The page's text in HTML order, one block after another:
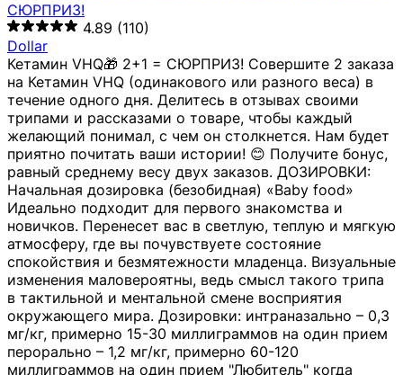
СЮРПРИЗ!
4.89 (110)
Dollar
Кетамин VHQ🎁 2+1 = СЮРПРИЗ! Совершите 2 заказа
на Кетамин VHQ (одинакового или разного веса) в
течение одного дня. Делитесь в отзывах своими
трипами и рассказами о товаре, чтобы каждый
желающий понимал, с чем он столкнется. Нам будет
приятно почитать ваши истории! 😊 Получите бонус,
равный среднему весу двух заказов. ДОЗИРОВКИ:
Начальная дозировка (безобидная) «Baby food»
Идеально подходит для первого знакомства и
новичков. Перенесет вас в светлую, теплую и мягкую
атмосферу, где вы почувствуете состояние
спокойствия и безмятежности младенца. Визуальные
изменения маловероятны, ведь смысл такого трипа
в тактильной и ментальной смене восприятия
окружающего мира. Дозировки: интраназально – 0,3
мг/кг, примерно 15-30 миллиграммов на один прием
перорально – 1,2 мг/кг, примерно 60-120
миллиграммов на один прием "Любитель" когда